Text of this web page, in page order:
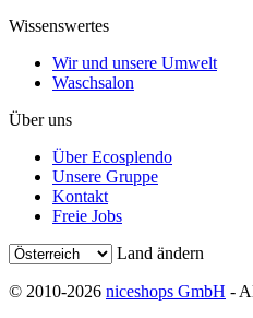
Wissenswertes
Wir und unsere Umwelt
Waschsalon
Über uns
Über Ecosplendo
Unsere Gruppe
Kontakt
Freie Jobs
Land ändern
© 2010-2026 niceshops GmbH -